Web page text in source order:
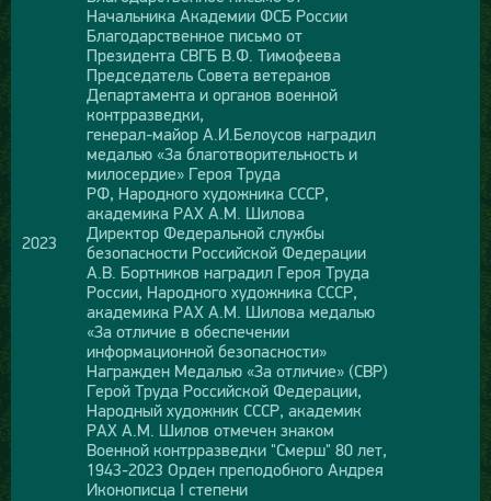
2023
Начальника Академии ФСБ России
Благодарственное письмо от
Президента СВГБ В.Ф. Тимофеева
Председатель Совета ветеранов
Департамента и органов военной
контрразведки,
генерал-майор А.И.Белоусов наградил
медалью «За благотворительность и
милосердие» Героя Труда
РФ, Народного художника СССР,
академика РАХ А.М. Шилова
Директор Федеральной службы
безопасности Российской Федерации
А.В. Бортников наградил Героя Труда
России, Народного художника СССР,
академика РАХ А.М. Шилова медалью
«За отличие в обеспечении
информационной безопасности»
Награжден Медалью «За отличие» (СВР)
Герой Труда Российской Федерации,
Народный художник СССР, академик
РАХ А.М. Шилов отмечен знаком
Военной контрразведки "Смерш" 80 лет,
1943-2023 Орден преподобного Андрея
Иконописца I степени